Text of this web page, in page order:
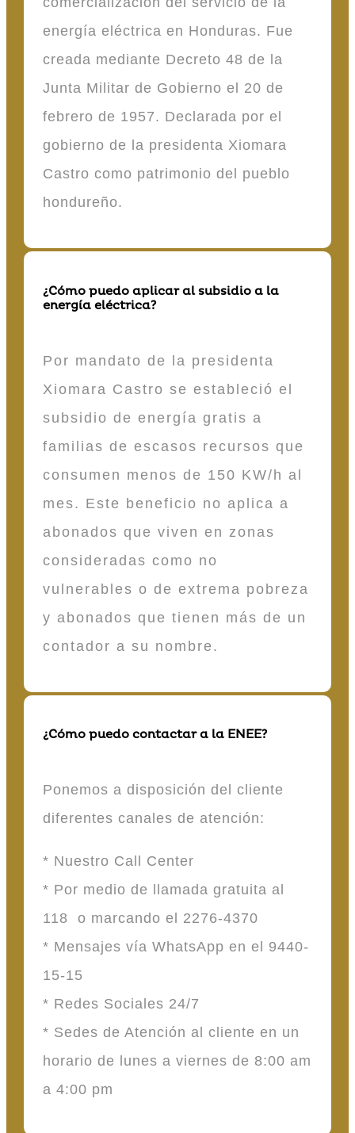
energía eléctrica en Honduras. Fue
creada mediante Decreto 48 de la
Junta Militar de Gobierno el 20 de
febrero de 1957. Declarada por el
gobierno de la presidenta Xiomara
Castro como patrimonio del pueblo
hondureño.
¿Cómo puedo aplicar al subsidio a la
energía eléctrica?
Por mandato de la presidenta
Xiomara Castro se estableció el
subsidio de energía gratis a
familias de escasos recursos que
consumen menos de 150 KW/h al
mes. Este beneficio no aplica a
abonados que viven en zonas
consideradas como no
vulnerables o de extrema pobreza
y abonados que tienen más de un
contador a su nombre.
¿Cómo puedo contactar a la ENEE?
Ponemos a disposición del cliente
diferentes canales de atención:
* Nuestro Call Center
* Por medio de llamada gratuita al
118 o marcando el 2276-4370
* Mensajes vía WhatsApp en el 9440-
15-15
* Redes Sociales 24/7
* Sedes de Atención al cliente en un
horario de lunes a viernes de 8:00 am
a 4:00 pm